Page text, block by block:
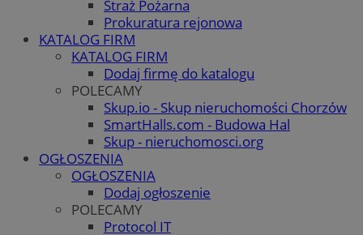
Straż Pożarna
Prokuratura rejonowa
KATALOG FIRM
KATALOG FIRM
Dodaj firmę do katalogu
POLECAMY
Skup.io - Skup nieruchomości Chorzów
SmartHalls.com - Budowa Hal
Skup - nieruchomosci.org
OGŁOSZENIA
OGŁOSZENIA
Dodaj ogłoszenie
POLECAMY
Protocol IT